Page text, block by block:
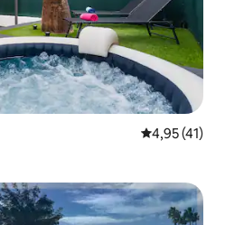
4,95 de uma
4,95 (41)